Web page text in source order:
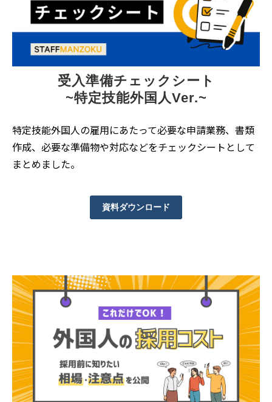
受入準備チェックシート
~特定技能外国人Ver.~
特定技能外国人の雇用にあたって必要な申請業務、書類
作成、必要な準備物や対応などをチェックシートとして
まとめました。
資料ダウンロード